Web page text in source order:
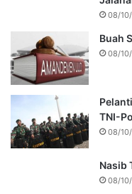
08/
Buah
08/
TNI-
08/
Nasib
08/